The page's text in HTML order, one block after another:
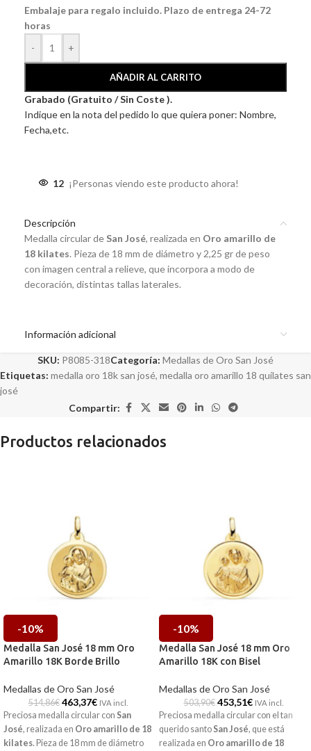
Embalaje para regalo incluido. Plazo de entrega 24-72
horas
-
+
AÑADIR AL CARRITO
Grabado (Gratuito / Sin Coste ).
Indique en la nota del pedido lo que quiera poner: Nombre,
Fecha,etc.
12 ¡Personas viendo este producto ahora!
Descripción
Medalla circular de San José, realizada en Oro amarillo de
18 kilates. Pieza de 18 mm de diámetro y 2,25 gr de peso
con imagen central a relieve, que incorpora a modo de
decoración, distintas tallas laterales.
Información adicional
SKU: P8085-318Categoría: Medallas de Oro San José
Etiquetas: medalla oro 18k san josé, medalla oro amarillo 18 quilates san
josé
Compartir:
Productos relacionados
-10%
Medalla San José 18 mm Oro
Amarillo 18K Borde Brillo
Medallas de Oro San José
514,86€ 463,37€ IVA incl.
Preciosa medalla circular con San
José, realizada en Oro amarillo de 18
kilates. Pieza de 18 mm de diámetro
-10%
Medalla San José 18 mm Oro
Amarillo 18K con Bisel
Medallas de Oro San José
503,90€ 453,51€ IVA incl.
Preciosa medalla circular con el tan
querido santo San José, que está
realizada en Oro amarillo de 18